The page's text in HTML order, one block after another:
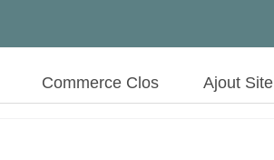
Commerce Clos Ajout Site